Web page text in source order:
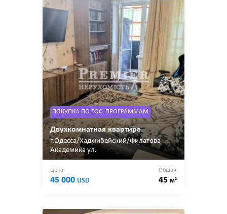
ПОКУПКА ПО ГОС. ПРОГРАММАМ
Двухкомнатная квартира
г.Одесса/Хаджибейский/Филатова
Академика ул.
Цена
45 000 USD
Общая
45 м2